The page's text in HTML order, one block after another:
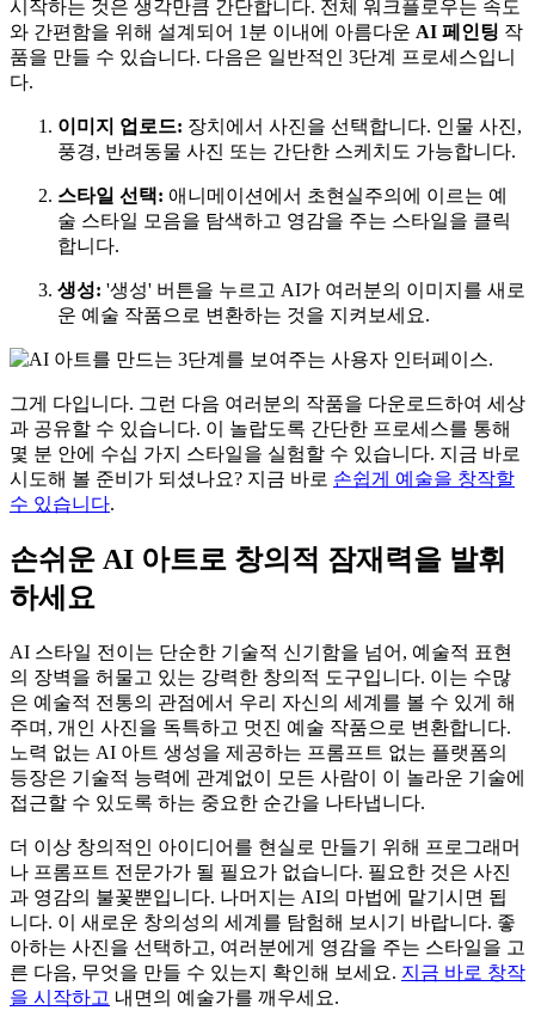
시작하는 것은 생각만큼 간단합니다. 전체 워크플로우는 속도
와 간편함을 위해 설계되어 1분 이내에 아름다운 AI 페인팅 작
품을 만들 수 있습니다. 다음은 일반적인 3단계 프로세스입니
다.
이미지 업로드: 장치에서 사진을 선택합니다. 인물 사진,
풍경, 반려동물 사진 또는 간단한 스케치도 가능합니다.
스타일 선택: 애니메이션에서 초현실주의에 이르는 예
술 스타일 모음을 탐색하고 영감을 주는 스타일을 클릭
합니다.
생성: '생성' 버튼을 누르고 AI가 여러분의 이미지를 새로
운 예술 작품으로 변환하는 것을 지켜보세요.
그게 다입니다. 그런 다음 여러분의 작품을 다운로드하여 세상
과 공유할 수 있습니다. 이 놀랍도록 간단한 프로세스를 통해
몇 분 안에 수십 가지 스타일을 실험할 수 있습니다. 지금 바로
시도해 볼 준비가 되셨나요? 지금 바로 손쉽게 예술을 창작할
수 있습니다.
손쉬운 AI 아트로 창의적 잠재력을 발휘
하세요
AI 스타일 전이는 단순한 기술적 신기함을 넘어, 예술적 표현
의 장벽을 허물고 있는 강력한 창의적 도구입니다. 이는 수많
은 예술적 전통의 관점에서 우리 자신의 세계를 볼 수 있게 해
주며, 개인 사진을 독특하고 멋진 예술 작품으로 변환합니다.
노력 없는 AI 아트 생성을 제공하는 프롬프트 없는 플랫폼의
등장은 기술적 능력에 관계없이 모든 사람이 이 놀라운 기술에
접근할 수 있도록 하는 중요한 순간을 나타냅니다.
더 이상 창의적인 아이디어를 현실로 만들기 위해 프로그래머
나 프롬프트 전문가가 될 필요가 없습니다. 필요한 것은 사진
과 영감의 불꽃뿐입니다. 나머지는 AI의 마법에 맡기시면 됩
니다. 이 새로운 창의성의 세계를 탐험해 보시기 바랍니다. 좋
아하는 사진을 선택하고, 여러분에게 영감을 주는 스타일을 고
른 다음, 무엇을 만들 수 있는지 확인해 보세요. 지금 바로 창작
을 시작하고 내면의 예술가를 깨우세요.